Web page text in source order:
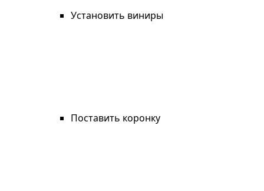
Установить виниры
Поставить коронку